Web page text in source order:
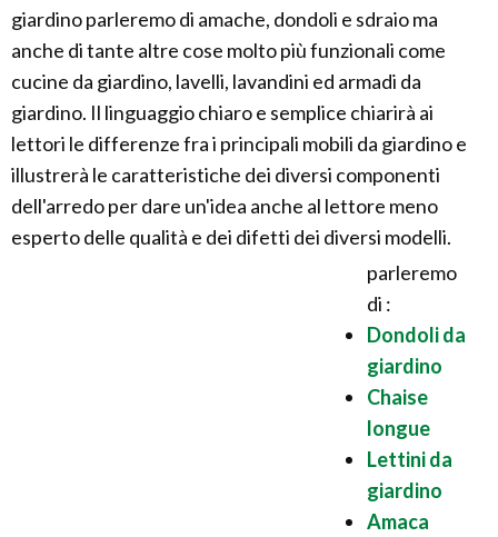
giardino parleremo di amache, dondoli e sdraio ma
anche di tante altre cose molto più funzionali come
cucine da giardino, lavelli, lavandini ed armadi da
giardino. Il linguaggio chiaro e semplice chiarirà ai
lettori le differenze fra i principali mobili da giardino e
illustrerà le caratteristiche dei diversi componenti
dell'arredo per dare un'idea anche al lettore meno
esperto delle qualità e dei difetti dei diversi modelli.
parleremo
di :
Dondoli da
giardino
Chaise
longue
Lettini da
giardino
Amaca